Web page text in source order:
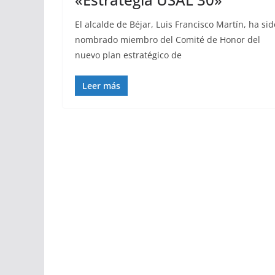
El alcalde de Béjar, Luis Francisco Martín, ha
nombrado miembro del Comité de Honor del
nuevo plan estratégico de
Leer más